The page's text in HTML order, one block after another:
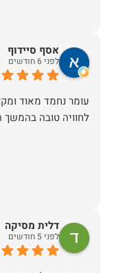
אסף סיידוף
לפני 6 חודשים
עומר נחמד מאוד
לחוויה טובה
דלית מסיקה
לפני 5 חודשים